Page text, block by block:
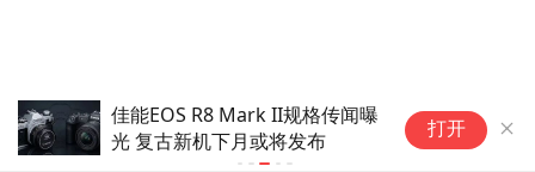
日本成人女优捐300万支援地震
灾区，却被骂“脏钱”！她教科书
级回应，直接圈粉无数
打开